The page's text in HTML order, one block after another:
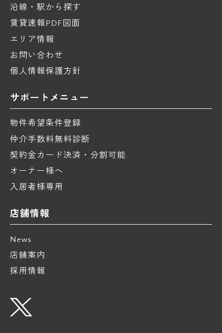
沿線・駅から探す
賃貸速報PDF図面
エリア情報
お問い合わせ
個人情報保護方針
サポートメニュー
物件希望条件登録
仲介手数料無料診断
契約金カード決済・分割可能
オーナー様へ
入居者様専用
店舗情報
News
店舗案内
採用情報